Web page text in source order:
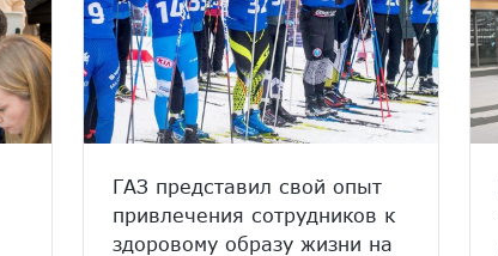
ГАЗ представил свой опыт
привлечения сотрудников к
здоровому образу жизни на